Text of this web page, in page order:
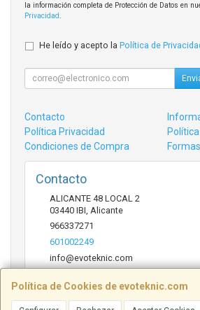
Política de Cookies de evoteknic.com
la información completa de Protección de Datos en
Privacidad
He leído y acepto la Política de
Contacto
Política Privacidad
Condiciones de Compra
Contacto
ALICANTE 48 LOCAL 2
03440 IBI Alicante
966337271
601002249
info@evoteknic.com
Horario